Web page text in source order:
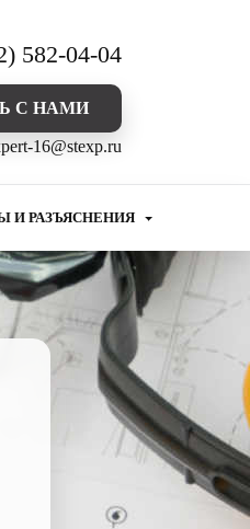
582-04-04
С НАМИ
16@stexp.ru
И РАЗЪЯСНЕНИЯ